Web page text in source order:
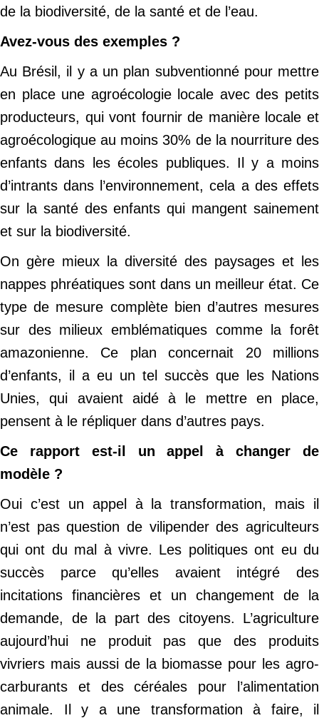
de la biodiversité, de la santé et de l’eau.
Avez-vous des exemples ?
Au Brésil, il y a un plan subventionné pour mettre
en place une agroécologie locale avec des petits
producteurs, qui vont fournir de manière locale et
agroécologique au moins 30% de la nourriture des
enfants dans les écoles publiques. Il y a moins
d’intrants dans l’environnement, cela a des effets
sur la santé des enfants qui mangent sainement
et sur la biodiversité.
On gère mieux la diversité des paysages et les
nappes phréatiques sont dans un meilleur état. Ce
type de mesure complète bien d’autres mesures
sur des milieux emblématiques comme la forêt
amazonienne. Ce plan concernait 20 millions
d’enfants, il a eu un tel succès que les Nations
Unies, qui avaient aidé à le mettre en place,
pensent à le répliquer dans d’autres pays.
Ce rapport est-il un appel à changer de
modèle ?
Oui c’est un appel à la transformation, mais il
n’est pas question de vilipender des agriculteurs
qui ont du mal à vivre. Les politiques ont eu du
succès parce qu’elles avaient intégré des
incitations financières et un changement de la
demande, de la part des citoyens. L’agriculture
aujourd’hui ne produit pas que des produits
vivriers mais aussi de la biomasse pour les agro-
carburants et des céréales pour l’alimentation
animale. Il y a une transformation à faire, il